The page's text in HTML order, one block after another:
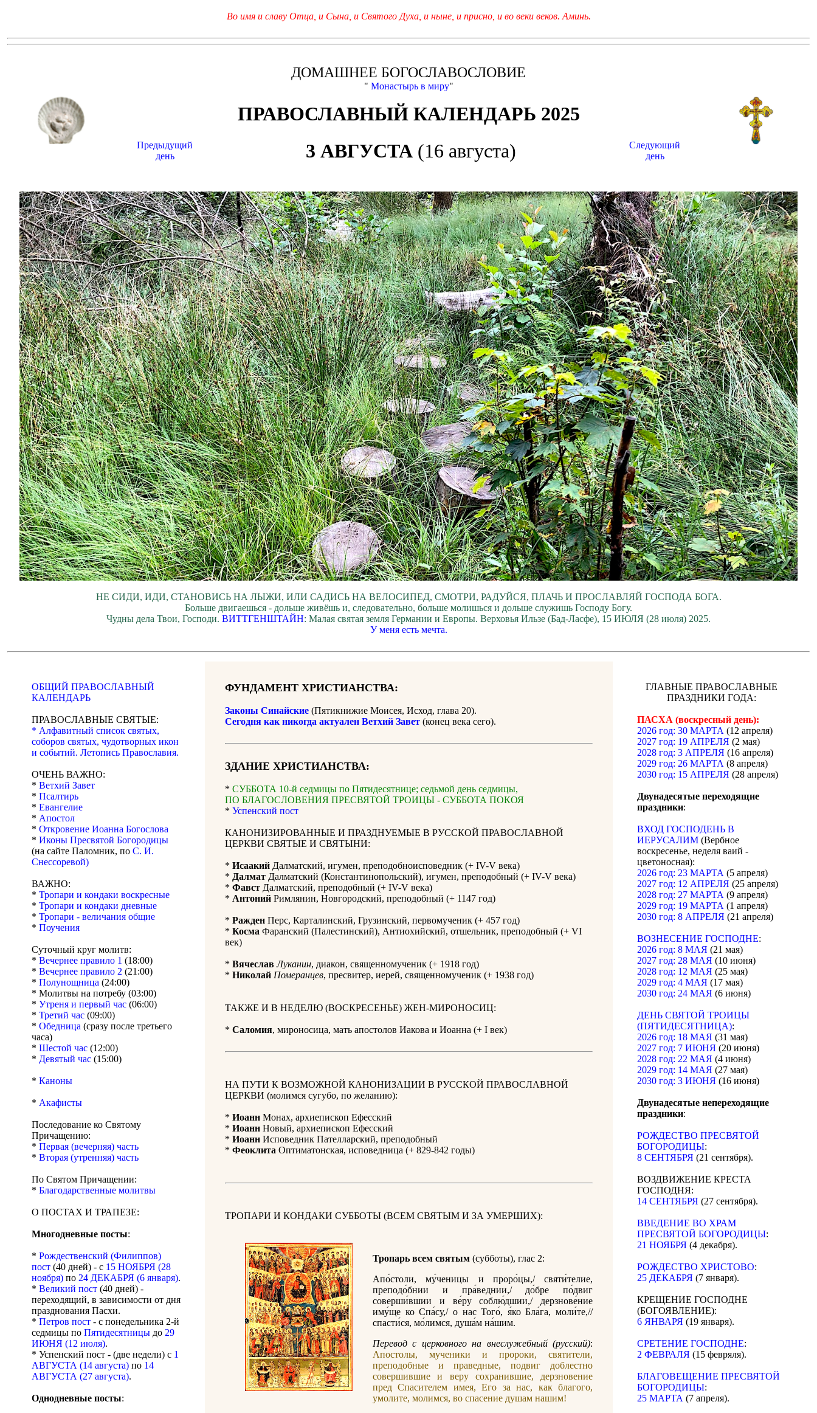
Во имя и славу Отца, и Сына, и Святого Духа, и ныне, и присно, и во веки веков. Аминь.
ДОМАШНЕЕ БОГОСЛАВОСЛОВИЕ
" Монастырь в миру"
ПРАВОСЛАВНЫЙ КАЛЕНДАРЬ 2025
Предыдущий
день
3 АВГУСТА (16 августа)
Следующий
день
НЕ СИДИ, ИДИ, СТАНОВИСЬ НА ЛЫЖИ, ИЛИ САДИСЬ НА ВЕЛОСИПЕД, СМОТРИ, РАДУЙСЯ, ПЛАЧЬ И ПРОСЛАВЛЯЙ ГОСПОДА БОГА.
Больше двигаешься - дольше живёшь и, следовательно, больше молишься и дольше служишь Господу Богу.
Чудны дела Твои, Господи. ВИТТГЕНШТАЙН: Малая святая земля Германии и Европы. Верховья Ильзе (Бад-Ласфе), 15 ИЮЛЯ (28 июля) 2025.
У меня есть мечта.
ОБЩИЙ ПРАВОСЛАВНЫЙ
КАЛЕНДАРЬ
ПРАВОСЛАВНЫЕ СВЯТЫЕ:
* Алфавитный список святых,
соборов святых, чудотворных икон
и событий. Летопись Православия.
ОЧЕНЬ ВАЖНО:
* Ветхий Завет
* Псалтирь
* Евангелие
* Апостол
* Откровение Иоанна Богослова
* Иконы Пресвятой Богородицы
(на сайте Паломник, по С. И.
Снессоревой)
ВАЖНО:
* Тропари и кондаки воскресные
* Тропари и кондаки дневные
* Тропари - величания общие
* Поучения
Суточный круг молитв:
* Вечернее правило 1 (18:00)
* Вечернее правило 2 (21:00)
* Полунощница (24:00)
* Молитвы на потребу (03:00)
* Утреня и первый час (06:00)
* Третий час (09:00)
* Обедница (сразу после третьего
часа)
* Шестой час (12:00)
* Девятый час (15:00)
* Каноны
* Акафисты
Последование ко Святому
Причащению:
* Первая (вечерняя) часть
* Вторая (утренняя) часть
По Святом Причащении:
* Благодарственные молитвы
О ПОСТАХ И ТРАПЕЗЕ:
Многодневные посты:
* Рождественский (Филиппов)
пост (40 дней) - с 15 НОЯБРЯ (28
ноября) по 24 ДЕКАБРЯ (6 января).
* Великий пост (40 дней) -
переходящий, в зависимости от дня
празднования Пасхи.
* Петров пост - с понедельника 2-й
седмицы по Пятидесятницы до 29
ИЮНЯ (12 июля).
* Успенский пост - (две недели) с 1
АВГУСТА (14 августа) по 14
АВГУСТА (27 августа).
Однодневные посты:
ФУНДАМЕНТ ХРИСТИАНСТВА:
Законы Синайские (Пятикнижие Моисея, Исход, глава 20).
Сегодня как никогда актуален Ветхий Завет (конец века сего).
ЗДАНИЕ ХРИСТИАНСТВА:
* СУББОТА 10-й седмицы по Пятидесятнице; седьмой день седмицы,
ПО БЛАГОСЛОВЕНИЯ ПРЕСВЯТОЙ ТРОИЦЫ - СУББОТА ПОКОЯ
* Успенский пост
КАНОНИЗИРОВАННЫЕ И ПРАЗДНУЕМЫЕ В РУССКОЙ ПРАВОСЛАВНОЙ
ЦЕРКВИ СВЯТЫЕ И СВЯТЫНИ:
* Исаакий Далматский, игумен, преподобноисповедник (+ IV-V века)
* Далмат Далматский (Константинопольский), игумен, преподобный (+ IV-V века)
* Фавст Далматский, преподобный (+ IV-V века)
* Антоний Римлянин, Новгородский, преподобный (+ 1147 год)
* Ражден Перс, Карталинский, Грузинский, первомученик (+ 457 год)
* Косма Фаранский (Палестинский), Антиохийский, отшельник, преподобный (+ VI
век)
* Вячеслав Луканин, диакон, священномученик (+ 1918 год)
* Николай Померанцев, пресвитер, иерей, священномученик (+ 1938 год)
ТАКЖЕ И В НЕДЕЛЮ (ВОСКРЕСЕНЬЕ) ЖЕН-МИРОНОСИЦ:
* Саломия, мироносица, мать апостолов Иакова и Иоанна (+ I век)
НА ПУТИ К ВОЗМОЖНОЙ КАНОНИЗАЦИИ В РУССКОЙ ПРАВОСЛАВНОЙ
ЦЕРКВИ (молимся сугубо, по желанию):
* Иоанн Монах, архиепископ Ефесский
* Иоанн Новый, архиепископ Ефесский
* Иоанн Исповедник Пателларский, преподобный
* Феоклита Оптиматонская, исповедница (+ 829-842 годы)
ТРОПАРИ И КОНДАКИ СУББОТЫ (ВСЕМ СВЯТЫМ И ЗА УМЕРШИХ):
Тропарь всем святым (субботы), глас 2:
Апо́столи, му́ченицы и проро́цы,/ святи́телие,
преподо́бнии и пра́веднии,/ до́бре по́двиг
соверши́вшии и ве́ру соблю́дшии,/ дерзнове́ние
иму́ще ко Спа́су,/ о нас Того́, я́ко Бла́га, моли́те,//
спасти́ся, мо́лимся, душа́м на́шим.
Перевод с церковного на внеслужебный (русский):
Апостолы, мученики и пророки, святители,
преподобные и праведные, подвиг доблестно
совершившие и веру сохранившие, дерзновение
пред Спасителем имея, Его за нас, как благого,
умолите, молимся, во спасение душам нашим!
ГЛАВНЫЕ ПРАВОСЛАВНЫЕ
ПРАЗДНИКИ ГОДА:
ПАСХА (воскресный день):
2026 год: 30 МАРТА (12 апреля)
2027 год: 19 АПРЕЛЯ (2 мая)
2028 год: 3 АПРЕЛЯ (16 апреля)
2029 год: 26 МАРТА (8 апреля)
2030 год: 15 АПРЕЛЯ (28 апреля)
Двунадесятые переходящие
праздники:
ВХОД ГОСПОДЕНЬ В
ИЕРУСАЛИМ (Вербное
воскресенье, неделя ваий -
цветоносная):
2026 год: 23 МАРТА (5 апреля)
2027 год: 12 АПРЕЛЯ (25 апреля)
2028 год: 27 МАРТА (9 апреля)
2029 год: 19 МАРТА (1 апреля)
2030 год: 8 АПРЕЛЯ (21 апреля)
ВОЗНЕСЕНИЕ ГОСПОДНЕ:
2026 год: 8 МАЯ (21 мая)
2027 год: 28 МАЯ (10 июня)
2028 год: 12 МАЯ (25 мая)
2029 год: 4 МАЯ (17 мая)
2030 год: 24 МАЯ (6 июня)
ДЕНЬ СВЯТОЙ ТРОИЦЫ
(ПЯТИДЕСЯТНИЦА):
2026 год: 18 МАЯ (31 мая)
2027 год: 7 ИЮНЯ (20 июня)
2028 год: 22 МАЯ (4 июня)
2029 год: 14 МАЯ (27 мая)
2030 год: 3 ИЮНЯ (16 июня)
Двунадесятые непереходящие
праздники:
РОЖДЕСТВО ПРЕСВЯТОЙ
БОГОРОДИЦЫ:
8 СЕНТЯБРЯ (21 сентября).
ВОЗДВИЖЕНИЕ КРЕСТА
ГОСПОДНЯ:
14 СЕНТЯБРЯ (27 сентября).
ВВЕДЕНИЕ ВО ХРАМ
ПРЕСВЯТОЙ БОГОРОДИЦЫ:
21 НОЯБРЯ (4 декабря).
РОЖДЕСТВО ХРИСТОВО:
25 ДЕКАБРЯ (7 января).
КРЕЩЕНИЕ ГОСПОДНЕ
(БОГОЯВЛЕНИЕ):
6 ЯНВАРЯ (19 января).
СРЕТЕНИЕ ГОСПОДНЕ:
2 ФЕВРАЛЯ (15 февряля).
БЛАГОВЕЩЕНИЕ ПРЕСВЯТОЙ
БОГОРОДИЦЫ:
25 МАРТА (7 апреля).